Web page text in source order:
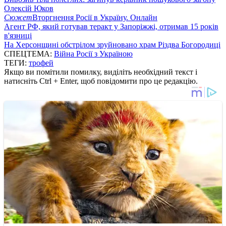
Олексій Юков
СюжетВторгнення Росії в Україну. Онлайн
Агент РФ, який готував теракт у Запоріжжі, отримав 15 років
в'язниці
На Херсонщині обстрілом зруйновано храм Різдва Богородиці
СПЕЦТЕМА: Війна Росії з Україною
ТЕГИ: трофей
Якщо ви помітили помилку, виділіть необхідний текст і
натисніть Ctrl + Enter, щоб повідомити про це редакцію.